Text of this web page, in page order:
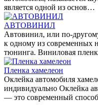
является одной из основ…
АВТОВИНИЛ
Автовинил, или по-
к одному из современных
тюнинга. Виниловая
Пленка хамелеон
Оклейка автомобиля
индивидуально Оклейка
— это современный